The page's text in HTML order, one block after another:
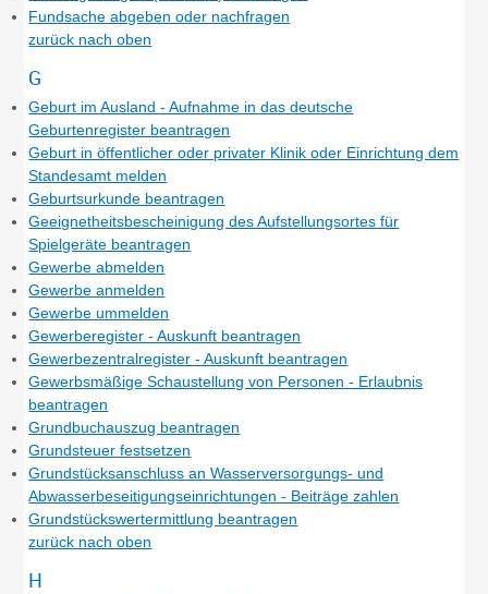
Fundsache abgeben oder nachfragen
zurück nach oben
G
Geburt im Ausland - Aufnahme in das deutsche
Geburtenregister beantragen
Geburt in öffentlicher oder privater Klinik oder Einrichtung dem
Standesamt melden
Geburtsurkunde beantragen
Geeignetheitsbescheinigung des Aufstellungsortes für
Spielgeräte beantragen
Gewerbe abmelden
Gewerbe anmelden
Gewerbe ummelden
Gewerberegister - Auskunft beantragen
Gewerbezentralregister - Auskunft beantragen
Gewerbsmäßige Schaustellung von Personen - Erlaubnis
beantragen
Grundbuchauszug beantragen
Grundsteuer festsetzen
Grundstücksanschluss an Wasserversorgungs- und
Abwasserbeseitigungseinrichtungen - Beiträge zahlen
Grundstückswertermittlung beantragen
zurück nach oben
H